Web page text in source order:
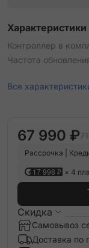
Характеристики
Контроллер в
Частота
Все
67 990 ₽
Рассрочка |
17 998 ₽ × 4
Скидка
Самовывоз
Доставка по